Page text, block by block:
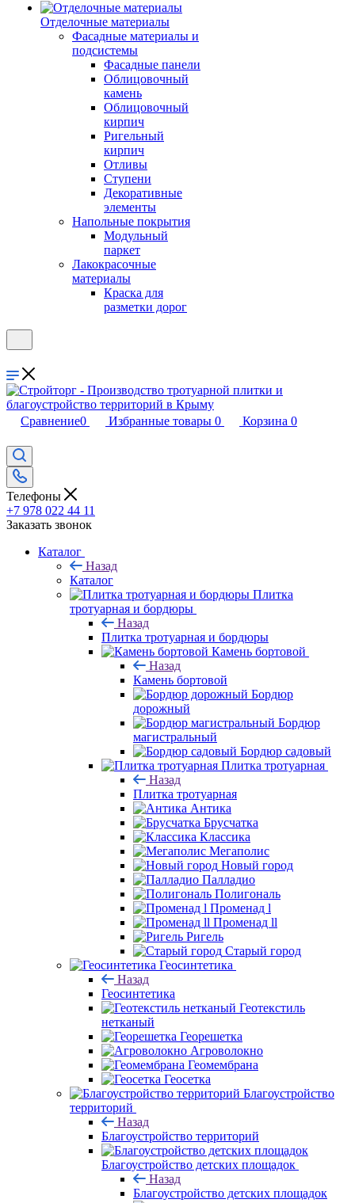
Отделочные материалы
Фасадные материалы и
подсистемы
Фасадные панели
Облицовочный
камень
Облицовочный
кирпич
Ригельный
кирпич
Отливы
Ступени
Декоративные
элементы
Напольные покрытия
Модульный
паркет
Лакокрасочные
материалы
Краска для
разметки дорог
Сравнение0 Избранные товары 0 Корзина 0
Телефоны
+7 978 022 44 11
Заказать звонок
Каталог
Назад
Каталог
Плитка
тротуарная и бордюры
Назад
Плитка тротуарная и бордюры
Камень бортовой
Назад
Камень бортовой
Бордюр
дорожный
Бордюр
магистральный
Бордюр садовый
Плитка тротуарная
Назад
Плитка тротуарная
Антика
Брусчатка
Классика
Мегаполис
Новый город
Палладио
Полигональ
Променад l
Променад ll
Ригель
Старый город
Геосинтетика
Назад
Геосинтетика
Геотекстиль
нетканый
Георешетка
Агроволокно
Геомембрана
Геосетка
Благоустройство
территорий
Назад
Благоустройство территорий
Благоустройство детских площадок
Назад
Благоустройство детских площадок